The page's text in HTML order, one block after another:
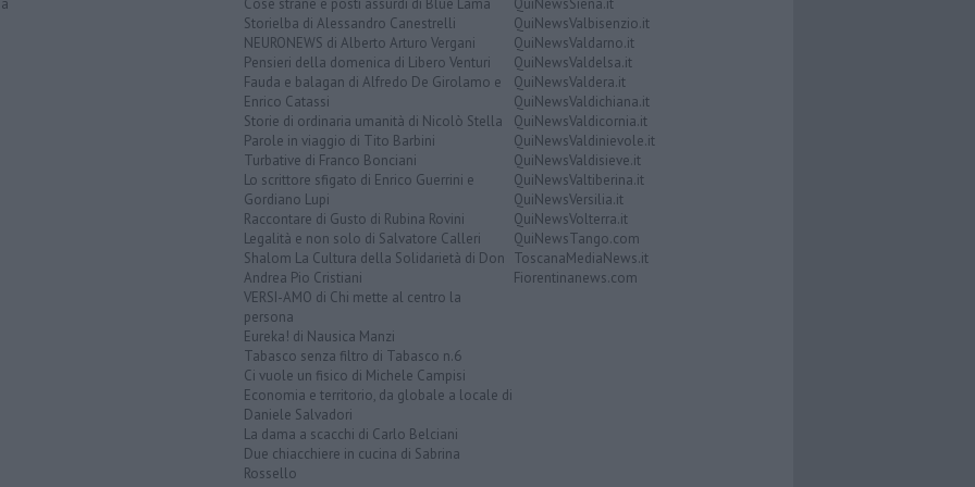
Cose strane e posti assurdi di Blue Lama
Storielba di Alessandro Canestrelli
NEURONEWS di Alberto Arturo Vergani
Pensieri della domenica di Libero Venturi
Fauda e balagan di Alfredo De Girolamo e
Enrico Catassi
Storie di ordinaria umanità di Nicolò Stella
Parole in viaggio di Tito Barbini
Turbative di Franco Bonciani
Lo scrittore sfigato di Enrico Guerrini e
Gordiano Lupi
Raccontare di Gusto di Rubina Rovini
Legalità e non solo di Salvatore Calleri
Shalom La Cultura della Solidarietà di Don
Andrea Pio Cristiani
VERSI-AMO di Chi mette al centro la
persona
Eureka! di Nausica Manzi
Tabasco senza filtro di Tabasco n.6
Ci vuole un fisico di Michele Campisi
Economia e territorio, da globale a locale di
Daniele Salvadori
La dama a scacchi di Carlo Belciani
Due chiacchiere in cucina di Sabrina
Rossello
QuiNewsSiena.it
QuiNewsValbisenzio.it
QuiNewsValdarno.it
QuiNewsValdelsa.it
QuiNewsValdera.it
QuiNewsValdichiana.it
QuiNewsValdicornia.it
QuiNewsValdinievole.it
QuiNewsValdisieve.it
QuiNewsValtiberina.it
QuiNewsVersilia.it
QuiNewsVolterra.it
QuiNewsTango.com
ToscanaMediaNews.it
Fiorentinanews.com